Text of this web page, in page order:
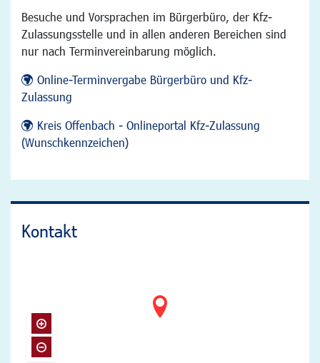
Besuche und Vorsprachen im Bürgerbüro, der Kfz-
Zulassungsstelle und in allen anderen Bereichen sind
nur nach Terminvereinbarung möglich.
Online-Terminvergabe Bürgerbüro und Kfz-
Zulassung
Kreis Offenbach - Onlineportal Kfz-Zulassung
(Wunschkennzeichen)
Kontakt